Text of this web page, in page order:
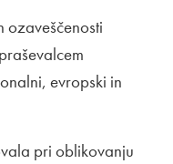
evropski in
pri oblikovanju